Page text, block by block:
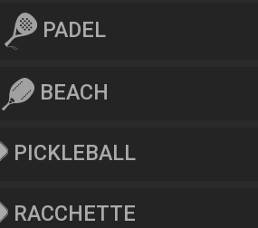
PADEL
BEACH
PICKLEBALL
RACCHETTE